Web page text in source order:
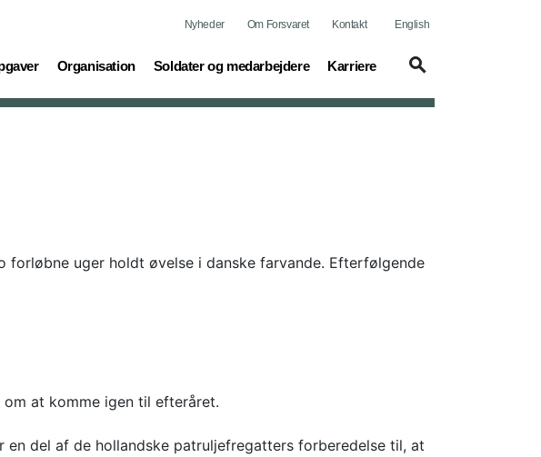
Nyheder Om Forsvaret Kontakt English
Organisation
(current) Soldater og medarbejdere
(current) Karriere
(current)
uger holdt øvelse i danske farvande. Efterfølgende
at komme igen til efteråret.
del af de hollandske patruljefregatters forberedelse til, at